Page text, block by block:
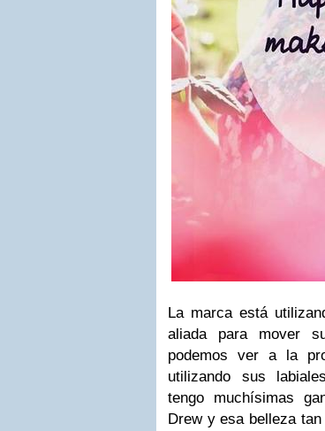
La marca está
aliada para mover
podemos ver a la
utilizando sus
tengo muchísimas
Drew y esa belleza